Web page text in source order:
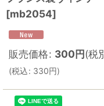
[mb2054]
販売価格: 300円(税
(税込: 330円)